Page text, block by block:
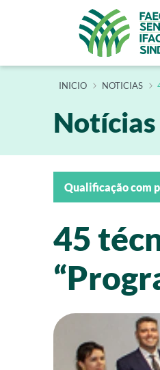
INÍCIO NOTICIAS
Notícias
Qualificação com
45